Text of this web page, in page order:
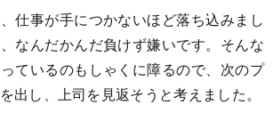
仕事が手につかないほど落ち込みまし
なんだかんだ負けず嫌いです。そんな
ているのもしゃくに障るので、次のプ
出し、上司を見返そうと考えました。